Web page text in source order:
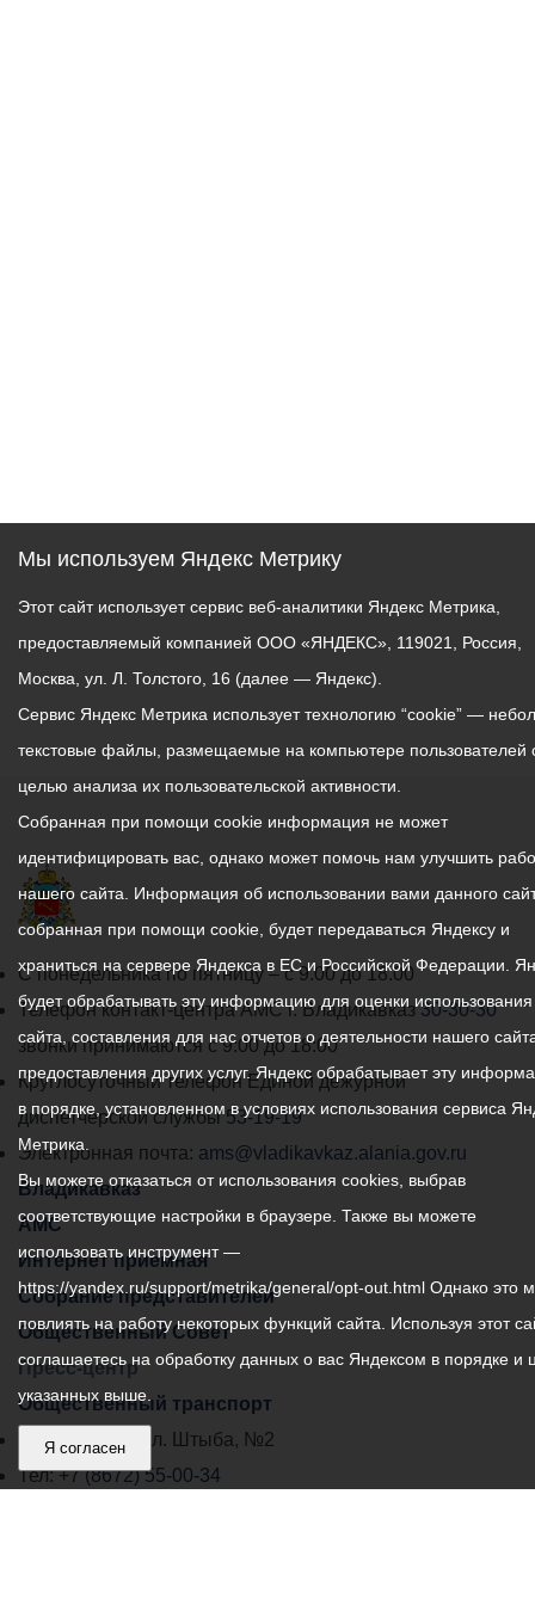
График
работы
администрации
местного
самоуправления
города
Владикавказ:
С понедельника по пятницу – с 9.00 до 18.00
Телефон контакт-центра АМС г. Владикавказ30-30-30
звонки принимаются с 9:00 до 18:00
Круглосуточный телефон Единой дежурной
диспетчерской службы53-19-19
Электронная почта: ams@vladikavkaz.alania.gov.ru
Владикавказ
АМС
Интернет приемная
Собрание представителей
Общественный Совет
Пресс-центр
Общественный транспорт
Владикавказ, пл. Штыба, №2
Тел:+7 (8672) 55-00-34
Мы используем Яндекс Метрику
Этот сайт использует сервис веб-аналитики Яндекс Метрика,
предоставляемый компанией ООО «ЯНДЕКС», 119021, Россия,
Москва, ул. Л. Толстого, 16 (далее — Яндекс).
Сервис Яндекс Метрика использует технологию “cookie” —
текстовые файлы, размещаемые на компьютере пользователей
целью анализа их пользовательской активности.
Собранная при помощи cookie информация не может
идентифицировать вас, однако может помочь нам улучшить
нашего сайта. Информация об использовании вами данного
собранная при помощи cookie, будет передаваться Яндексу и
храниться на сервере Яндекса в ЕС и Российской Федерации.
будет обрабатывать эту информацию для оценки
сайта, составления для нас отчетов о деятельности нашего
предоставления других услуг. Яндекс обрабатывает эту
в порядке, установленном в условиях использования сервиса
Метрика.
Вы можете отказаться от использования cookies, выбрав
соответствующие настройки в браузере. Также вы можете
использовать инструмент —
https://yandex.ru/support/metrika/general/opt-out.html Однако это
повлиять на работу некоторых функций сайта. Используя этот
соглашаетесь на обработку данных о вас Яндексом в порядке и
указанных выше.
Я согласен